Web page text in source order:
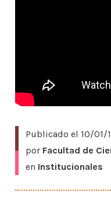
Publicado el 10/01/
por Facultad de
en Institucionales